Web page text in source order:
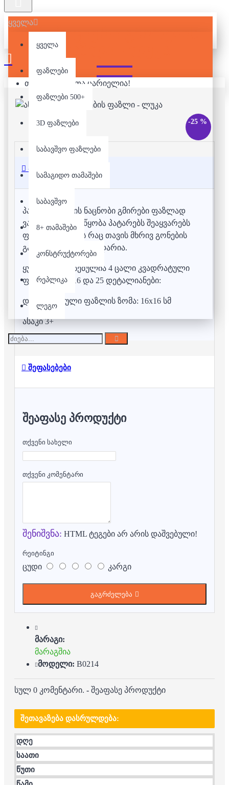
ყველა
ყველა
ფაზლები
ფაზლები 500+
3D ფაზლები
საბავშვო ფაზლები
სამაგიდო თამაშები
საბავშვო
8+ თამაშები
კონსტრუქტორები
რეპლიკა
ლეგო
თქვენი კალათა ცარიელია!
ᲐᲜᲘᲛᲐᲪᲘᲣᲠᲘ ᲒᲛᲘᲠᲔᲑᲘᲡ
-25 %
აღწერა
პატარებისთვის ნაცნობი გმირები ფაზლად
ვაქციეთ. მათი აწყობა პატარებს შეაყვარებს
ფაზლით თამაშს რაც თავის მხრივ გონების
განვითარების საწინდარია.
ყუთში მოთავსებულია 4 ცალი კვადრატული
ფაზლი : 4, 9, 16 და 25 დეტალიანები:
დასრულებული ფაზლის ზომა: 16x16 სმ
ასაკი 3+
შეფასებები
ᲨᲔᲐᲤᲐᲡᲔ ᲞᲠᲝᲓᲣᲥᲢᲘ
თქვენი სახელი
თქვენი კომენტარი
შენიშვნა: HTML ტეგები არ არის დაშვებული!
რეიტინგი
ცუდი კარგი
გაგრძელება
მარაგი:
მარაგშია
მოდელი: B0214
სულ 0 კომენტარი. - შეაფასე პროდუქტი
ᲨᲔᲗᲐᲕᲐᲖᲔᲑᲐ ᲓᲐᲡᲠᲣᲚᲓᲔᲑᲐ:
დღე
საათი
წუთი